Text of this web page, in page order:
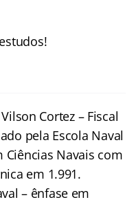
Vilson Cortez – Fiscal
pela Escola Naval
Navais com
em 1.991.
– ênfase em